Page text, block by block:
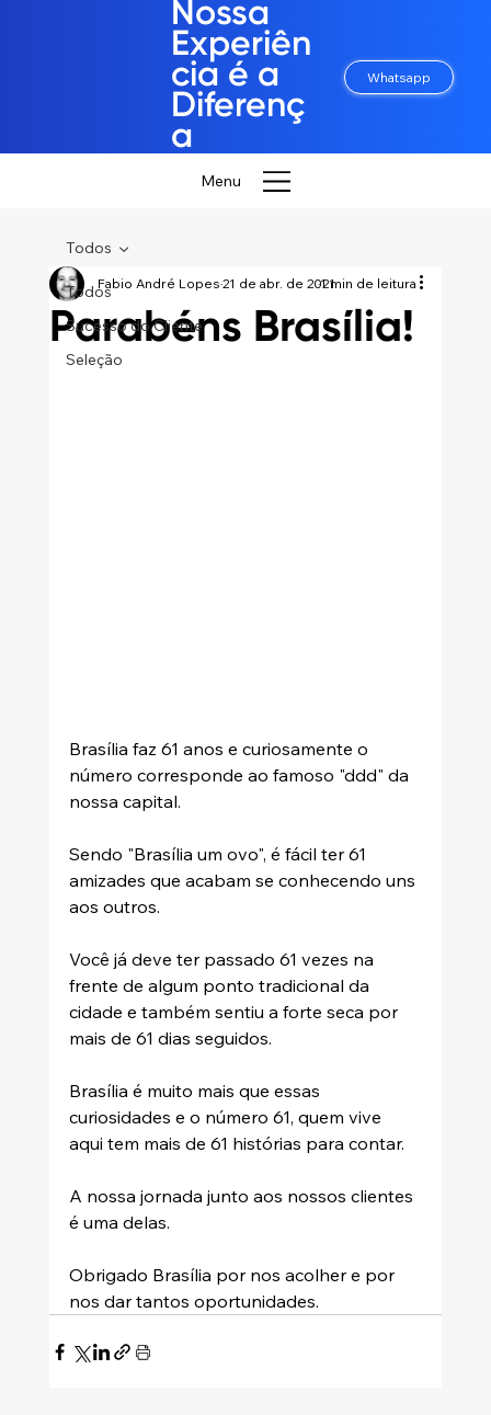
Menu
Nossa
Experiên
cia é a
Diferenç
a
Whatsapp
Todos
Sucesso do Cliente
Seleção
Todos
Parabéns Brasília!
Fabio André Lopes21 de abr. de 20211 min de leitura
Brasília faz 61 anos e curiosamente o
número corresponde ao famoso "ddd" da
nossa capital.
Sendo "Brasília um ovo", é fácil ter 61
amizades que acabam se conhecendo uns
aos outros.
Você já deve ter passado 61 vezes na
frente de algum ponto tradicional da
cidade e também sentiu a forte seca por
mais de 61 dias seguidos.
Brasília é muito mais que essas
curiosidades e o número 61, quem vive
aqui tem mais de 61 histórias para contar.
A nossa jornada junto aos nossos clientes
é uma delas.
Obrigado Brasília por nos acolher e por
nos dar tantos oportunidades.